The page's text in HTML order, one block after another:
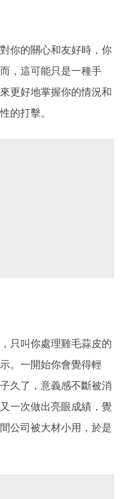
你的關心和友好時，你
，這可能只是一種手
更好地掌握你的情況和
的打擊。
只叫你處理雞毛蒜皮的
。一開始你會覺得輕
久了，意義感不斷被消
一次做出亮眼成績，覺
公司被大材小用，於是